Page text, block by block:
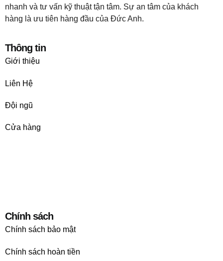
nhanh và tư vấn kỹ thuật tận tâm. Sự an tâm của khách
hàng là ưu tiên hàng đầu của Đức Anh.
Thông tin
Giới thiệu
Liên Hệ
Đội ngũ
Cửa hàng
Chính sách
Chính sách bảo mật
Chính sách hoàn tiền